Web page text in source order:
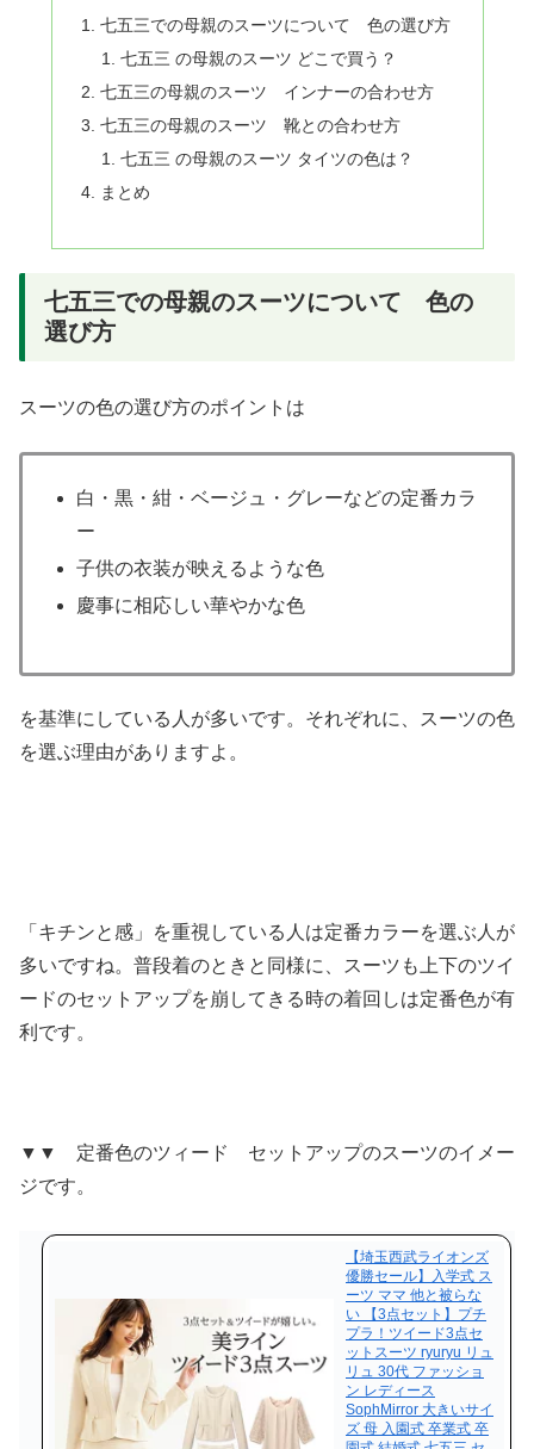
七五三での母親のスーツについて 色の選び方
七五三 の母親のスーツ どこで買う？
七五三の母親のスーツ インナーの合わせ方
七五三の母親のスーツ 靴との合わせ方
七五三 の母親のスーツ タイツの色は？
まとめ
七五三での母親のスーツについて 色の
選び方
スーツの色の選び方のポイントは
白・黒・紺・ベージュ・グレーなどの定番カラ
ー
子供の衣装が映えるような色
慶事に相応しい華やかな色
を基準にしている人が多いです。それぞれに、スーツの色
を選ぶ理由がありますよ。
「キチンと感」を重視している人は定番カラーを選ぶ人が
多いですね。普段着のときと同様に、スーツも上下のツイ
ードのセットアップを崩してきる時の着回しは定番色が有
利です。
▼▼ 定番色のツィード セットアップのスーツのイメー
ジです。
【埼玉西武ライオンズ
優勝セール】入学式 ス
ーツ ママ 他と被らな
い 【3点セット】プチ
プラ！ツイード3点セ
ットスーツ ryuryu リュ
リュ 30代 ファッショ
ン レディース
SophMirror 大きいサイ
ズ 母 入園式 卒業式 卒